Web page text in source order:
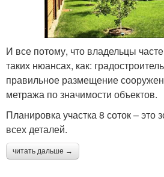
И все потому, что владельцы
таких нюансах, как:
правильное размещение
метража по значимости объектов.
Планировка участка 8 соток – это
всех деталей.
читать дальше →